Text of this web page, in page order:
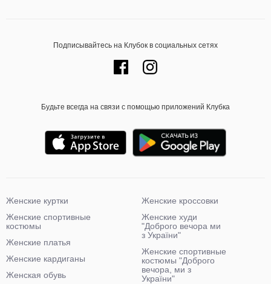
Подписывайтесь на Клубок в социальных сетях
Будьте всегда на связи с помощью приложений Клубка
Женские куртки
Женские спортивные
костюмы
Женские платья
Женские кардиганы
Женская обувь
Женские кроссовки
Женские худи
"Доброго вечора ми
з України"
Женские спортивные
костюмы "Доброго
вечора, ми з
України"